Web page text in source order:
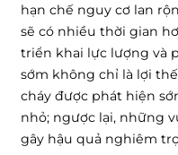
hạn chế nguy cơ lan
sẽ có nhiều thời gian
triển khai lực lượng và
sớm không chỉ là lợi
cháy được phát hiện
nhỏ; ngược lại, những
gây hậu quả nghiêm